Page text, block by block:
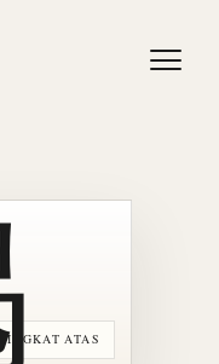
TINGKAT ATAS